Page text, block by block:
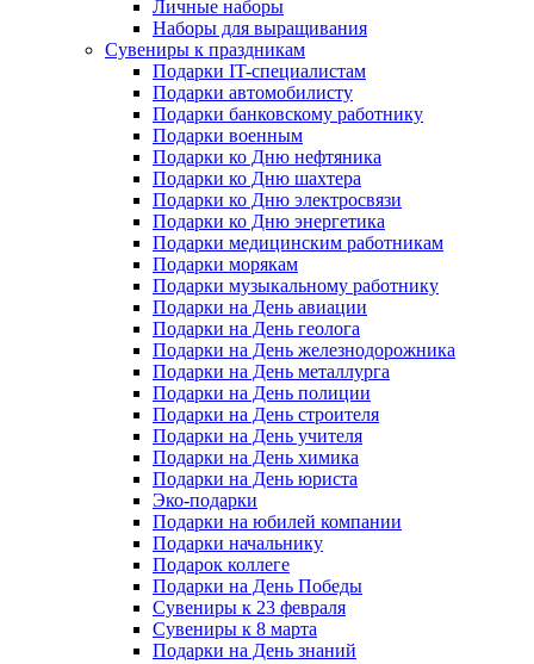
Личные наборы
Наборы для выращивания
Сувениры к праздникам
Подарки IT-специалистам
Подарки автомобилисту
Подарки банковскому работнику
Подарки военным
Подарки ко Дню нефтяника
Подарки ко Дню шахтера
Подарки ко Дню электросвязи
Подарки ко Дню энергетика
Подарки медицинским работникам
Подарки морякам
Подарки музыкальному работнику
Подарки на День авиации
Подарки на День геолога
Подарки на День железнодорожника
Подарки на День металлурга
Подарки на День полиции
Подарки на День строителя
Подарки на День учителя
Подарки на День химика
Подарки на День юриста
Эко-подарки
Подарки на юбилей компании
Подарки начальнику
Подарок коллеге
Подарки на День Победы
Сувениры к 23 февраля
Сувениры к 8 марта
Подарки на День знаний